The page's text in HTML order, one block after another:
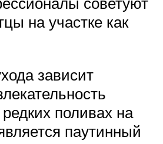
на участке как
зависит
поливах на
паутинный